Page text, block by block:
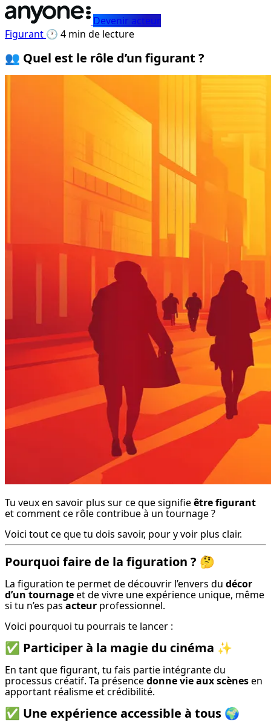
Devenir acteur
Figurant 🕐 4 min de lecture
👥 Quel est le rôle d’un figurant ?
Tu veux en savoir plus sur ce que signifie être figurant
et comment ce rôle contribue à un tournage ?
Voici tout ce que tu dois savoir, pour y voir plus clair.
Pourquoi faire de la figuration ? 🤔
La figuration te permet de découvrir l’envers du décor
d’un tournage et de vivre une expérience unique, même
si tu n’es pas acteur professionnel.
Voici pourquoi tu pourrais te lancer :
✅ Participer à la magie du cinéma ✨
En tant que figurant, tu fais partie intégrante du
processus créatif. Ta présence donne vie aux scènes en
apportant réalisme et crédibilité.
✅ Une expérience accessible à tous 🌍